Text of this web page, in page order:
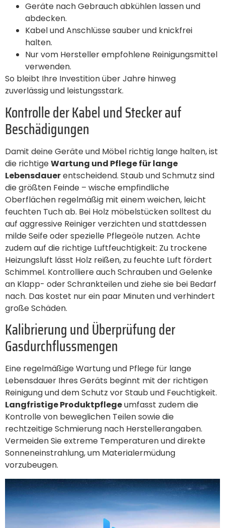
Geräte nach Gebrauch abkühlen lassen und
abdecken.
Kabel und Anschlüsse sauber und knickfrei
halten.
Nur vom Hersteller empfohlene Reinigungsmittel
verwenden.
So bleibt Ihre Investition über Jahre hinweg
zuverlässig und leistungsstark.
Kontrolle der Kabel und Stecker auf
Beschädigungen
Damit deine Geräte und Möbel richtig lange halten, ist
die richtigeWartung und Pflege für lange
Lebensdauerentscheidend. Staub und Schmutz sind
die größten Feinde – wische empfindliche
Oberflächen regelmäßig mit einem weichen, leicht
feuchten Tuch ab. Bei Holz möbelstücken solltest du
auf aggressive Reiniger verzichten und stattdessen
milde Seife oder spezielle Pflegeöle nutzen. Achte
zudem auf die richtige Luftfeuchtigkeit: Zu trockene
Heizungsluft lässt Holz reißen, zu feuchte Luft fördert
Schimmel. Kontrolliere auch Schrauben und Gelenke
an Klapp- oder Schrankteilen und ziehe sie bei Bedarf
nach. Das kostet nur ein paar Minuten und verhindert
große Schäden.
Kalibrierung und Überprüfung der
Gasdurchflussmengen
Eine regelmäßige Wartung und Pflege für lange
Lebensdauer Ihres Geräts beginnt mit der richtigen
Reinigung und dem Schutz vor Staub und Feuchtigkeit.
Langfristige Produktpflegeumfasst zudem die
Kontrolle von beweglichen Teilen sowie die
rechtzeitige Schmierung nach Herstellerangaben.
Vermeiden Sie extreme Temperaturen und direkte
Sonneneinstrahlung, um Materialermüdung
vorzubeugen.